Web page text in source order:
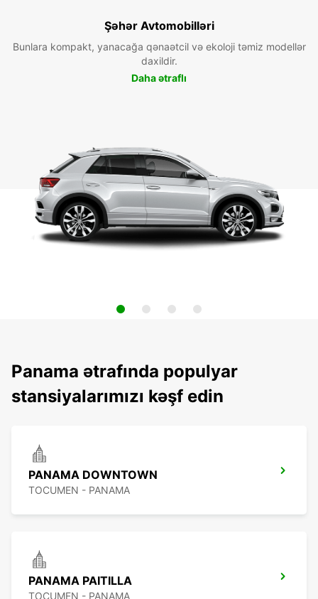
Şəhər Avtomobilləri
Bunlara kompakt, yanacağa qənaətcil və ekoloji təmiz modellər
daxildir.
Daha ətraflı
Panama ətrafında populyar
stansiyalarımızı kəşf edin
PANAMA DOWNTOWN
TOCUMEN - PANAMA
PANAMA PAITILLA
TOCUMEN - PANAMA